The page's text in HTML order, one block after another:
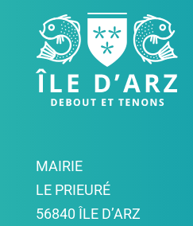
MAIRIE
LE PRIEURÉ
56840 ÎLE D’ARZ